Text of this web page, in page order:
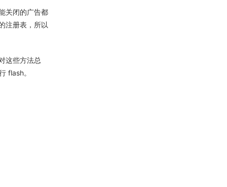
关闭的广告都
注册表，所以
这些方法总
flash。